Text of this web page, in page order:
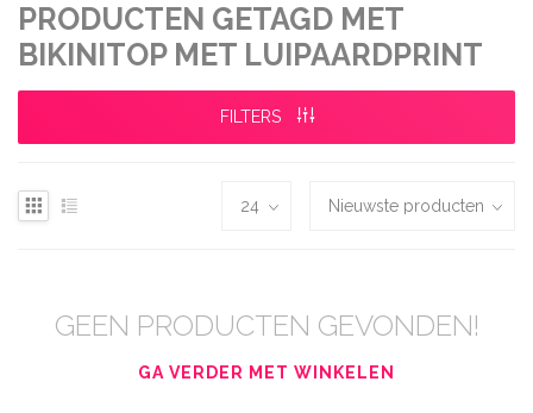
PRODUCTEN GETAGD MET
BIKINITOP MET LUIPAARDPRINT
FILTERS
GEEN PRODUCTEN GEVONDEN!
GA VERDER MET WINKELEN